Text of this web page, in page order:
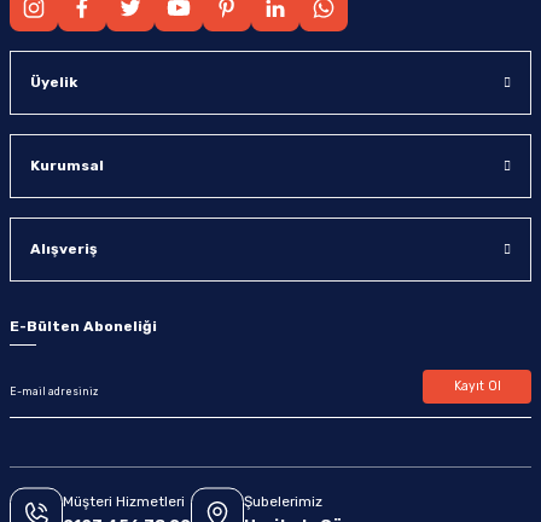
Üyelik
Kurumsal
Alışveriş
E-Bülten Aboneliği
Kayıt Ol
Müşteri Hizmetleri Şubelerimiz